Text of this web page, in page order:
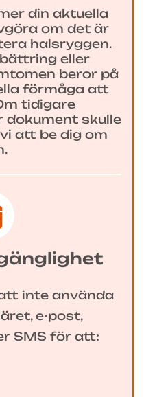
din aktuella
om det är
halsryggen.
eller
beror på
förmåga att
tidigare
dokument skulle
att be dig om
inte använda
e-post,
SMS för att: